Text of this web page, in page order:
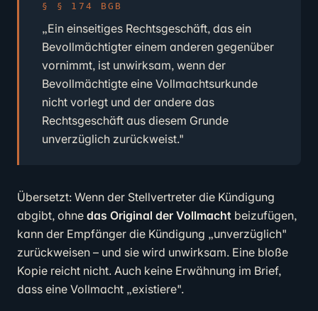
§ 174 BGB
„Ein einseitiges Rechtsgeschäft, das ein
Bevollmächtigter einem anderen gegenüber
vornimmt, ist unwirksam, wenn der
Bevollmächtigte eine Vollmachtsurkunde
nicht vorlegt und der andere das
Rechtsgeschäft aus diesem Grunde
unverzüglich zurückweist."
Übersetzt: Wenn der Stellvertreter die Kündigung
abgibt, ohne das Original der Vollmacht beizufügen,
kann der Empfänger die Kündigung „unverzüglich"
zurückweisen – und sie wird unwirksam. Eine bloße
Kopie reicht nicht. Auch keine Erwähnung im Brief,
dass eine Vollmacht „existiere".